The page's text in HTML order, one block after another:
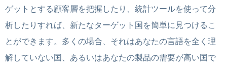
ゲットとする顧客層を把握したり、統計ツールを使って分
析したりすれば、新たなターゲット国を簡単に見つけるこ
とができます。多くの場合、それはあなたの言語を全く理
解していない国、あるいはあなたの製品の需要が高い国で